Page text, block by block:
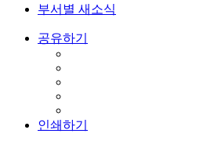
부서별 새소식
공유하기
인쇄하기